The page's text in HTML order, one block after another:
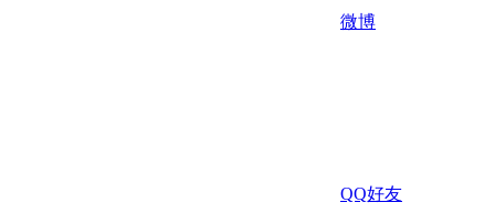
微博
QQ好友